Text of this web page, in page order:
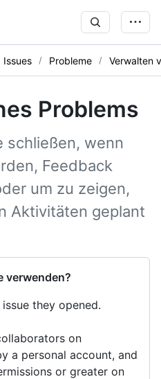
Issues Probleme Verwalten
Problems
schließen, wenn
Feedback
um zu zeigen,
Aktivitäten geplant
verwenden?
they opened.
on
a personal account, and
or greater on